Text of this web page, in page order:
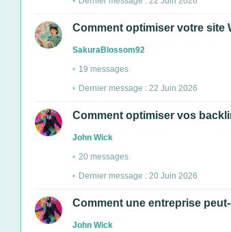
Comment optimiser votre site
SakuraBlossom92
19 messages
Dernier message : 22 Juin 2026
Comment optimiser vos
John Wick
20 messages
Dernier message : 20 Juin 2026
Comment une entreprise
John Wick